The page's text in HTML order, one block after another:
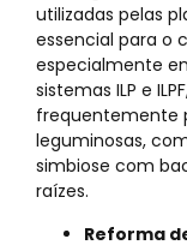
utilizadas pelas
essencial para o
especialmente
sistemas ILP e
frequentemente
leguminosas,
simbiose com
raízes.
Reforma